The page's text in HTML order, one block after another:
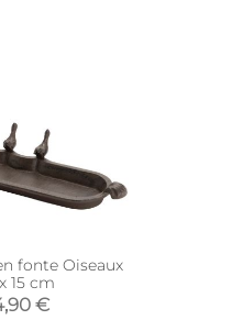
fonte Oiseaux
15 cm
€